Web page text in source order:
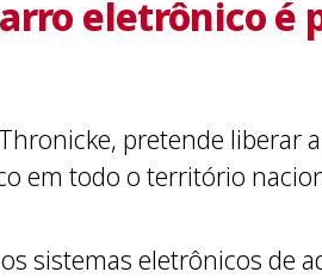
eletrônico é
pretende liberar
em todo o território
sistemas eletrônicos de